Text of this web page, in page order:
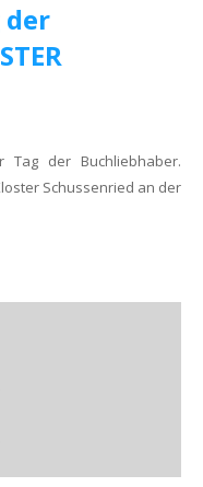
der
der Buchliebhaber.
Schussenried an der